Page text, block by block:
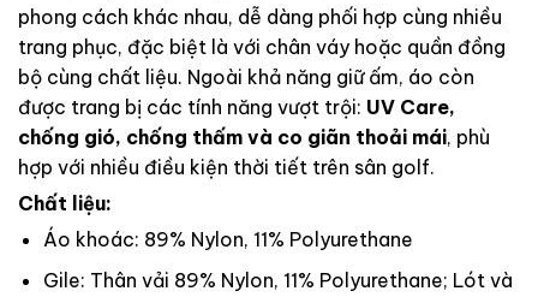
phong cách khác nhau, dễ dàng phối hợp cùng nhiều
trang phục, đặc biệt là với chân váy hoặc quần đồng
bộ cùng chất liệu. Ngoài khả năng giữ ấm, áo còn
được trang bị các tính năng vượt trội: UV Care,
chống gió, chống thấm và co giãn thoải mái, phù
hợp với nhiều điều kiện thời tiết trên sân golf.
Chất liệu:
Áo khoác: 89% Nylon, 11% Polyurethane
Gile: Thân vải 89% Nylon, 11% Polyurethane; Lót và